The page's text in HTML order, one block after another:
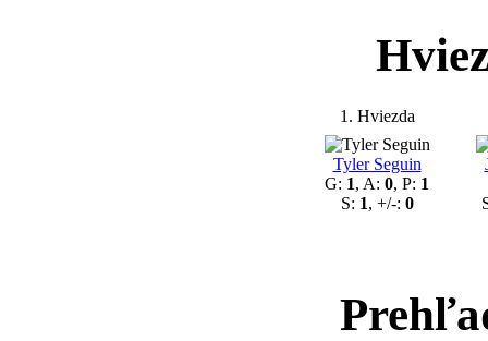
1. Hviezda
Tyler Seguin
G: 1, A: 0, P: 1
S: 1, +/-: 0